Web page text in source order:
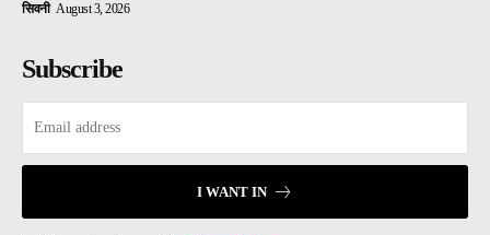
सिवनी August 3, 2026
Subscribe
I WANT IN